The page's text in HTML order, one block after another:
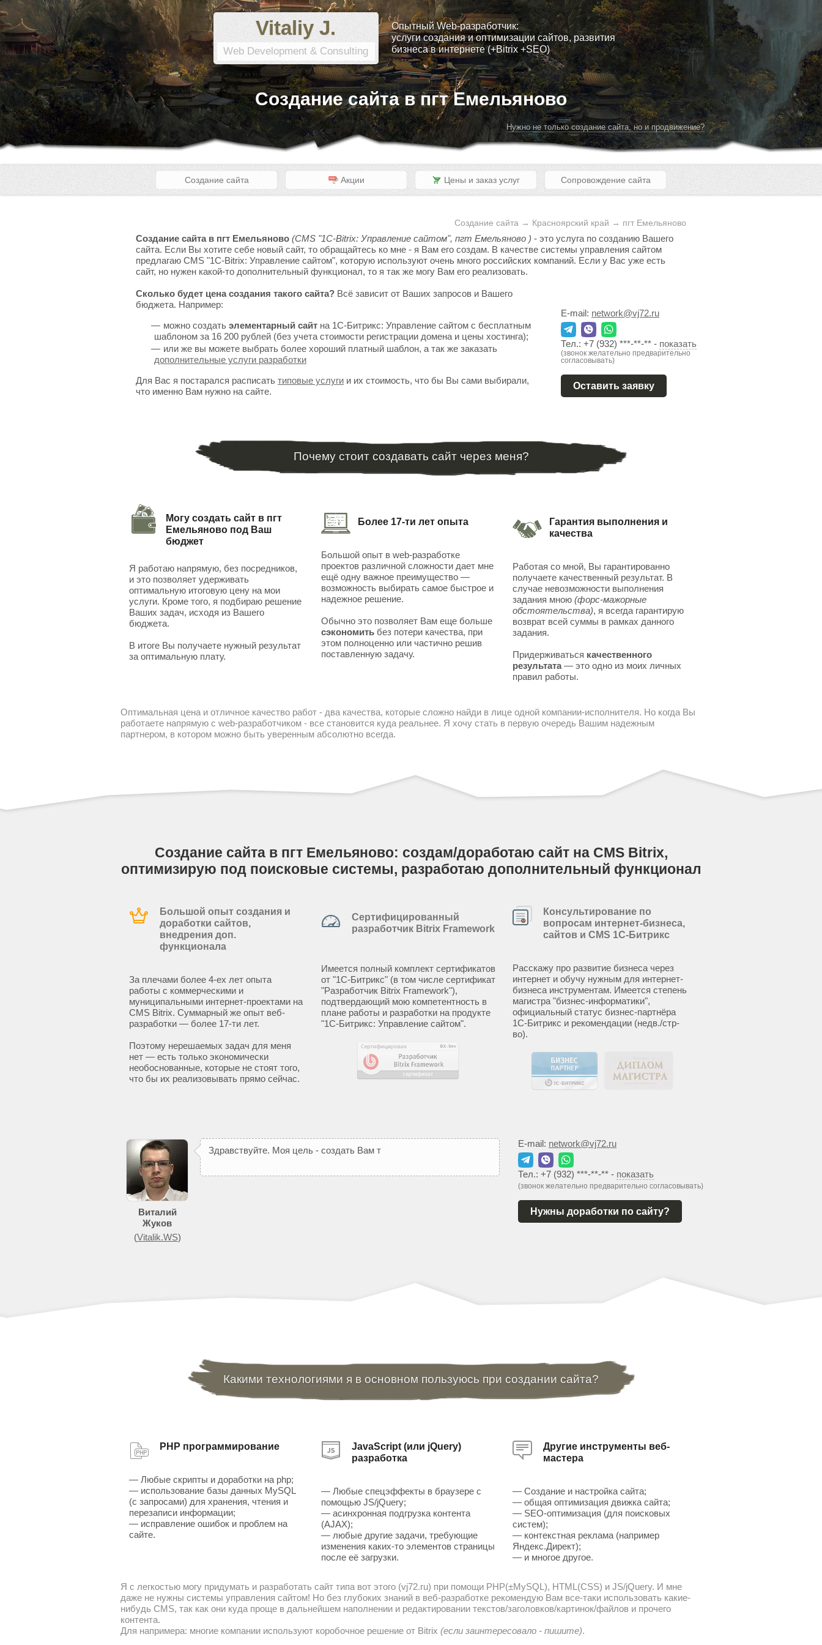
Vitaliy J.
Web Development & Consulting
Опытный Web-разработчик:
услуги создания и оптимизации сайтов, развития
бизнеса в интернете (+Bitrix +SEO)
Создание сайта в пгт Емельяново
Нужно не только создание сайта, но и продвижение?
Создание сайта Акции Цены и заказ услуг Сопровождение сайта
Создание сайта → Красноярский край → пгт Емельяново
Создание сайта в пгт Емельяново (CMS "1C-Bitrix: Управление сайтом", пгт Емельяново ) - это услуга по созданию Вашего
сайта. Если Вы хотите себе новый сайт, то обращайтесь ко мне - я Вам его создам. В качестве системы управления сайтом
предлагаю CMS "1C-Bitrix: Управление сайтом", которую используют очень много российских компаний. Если у Вас уже есть
сайт, но нужен какой-то дополнительный функционал, то я так же могу Вам его реализовать.
Сколько будет цена создания такого сайта? Всё зависит от Ваших запросов и Вашего
бюджета. Например:
можно создать элементарный сайт на 1С-Битрикс: Управление сайтом с бесплатным
шаблоном за 16 200 рублей (без учета стоимости регистрации домена и цены хостинга);
или же вы можете выбрать более хороший платный шаблон, а так же заказать
дополнительные услуги разработки
Для Вас я постарался расписать типовые услуги и их стоимость, что бы Вы сами выбирали,
что именно Вам нужно на сайте.
E-mail: network@vj72.ru
Тел.: +7 (932) ***-**-** - показать
(звонок желательно предварительно
согласовывать)
Оставить заявку
Почему стоит создавать сайт через меня?
Могу создать сайт в пгт
Емельяново под Ваш
бюджет
Я работаю напрямую, без посредников,
и это позволяет удерживать
оптимальную итоговую цену на мои
услуги. Кроме того, я подбираю решение
Ваших задач, исходя из Вашего
бюджета.
В итоге Вы получаете нужный результат
за оптимальную плату.
Более 17-ти лет опыта
Большой опыт в web-разработке
проектов различной сложности дает мне
ещё одну важное преимущество —
возможность выбирать самое быстрое и
надежное решение.
Обычно это позволяет Вам еще больше
сэкономитьбез потери качества, при
этом полноценно или частично решив
поставленную задачу.
Гарантия выполнения и
качества
Работая со мной, Вы гарантированно
получаете качественный результат. В
случае невозможности выполнения
задания мною(форс-мажорные
обстоятельства), я всегда гарантирую
возврат всей суммы в рамках данного
задания.
Придерживаться качественного
результата— это одно из моих личных
правил работы.
Оптимальная цена и отличное качество работ - два качества, которые сложно найди в лице одной компании-исполнителя. Но когда Вы
работаете напрямую с web-разработчиком - все становится куда реальнее. Я хочу стать в первую очередь Вашим надежным
партнером, в котором можно быть уверенным абсолютно всегда.
Создание сайта в пгт Емельяново: создам/доработаю сайт на CMS Bitrix,
оптимизирую под поисковые системы, разработаю дополнительный функционал
Большой опыт создания и
доработки сайтов,
внедрения доп.
функционала
За плечами более 4-ех лет опыта
работы с коммерческими и
муниципальными интернет-проектами на
CMS Bitrix. Суммарный же опыт веб-
разработки — более 17-ти лет.
Поэтому нерешаемых задач для меня
нет — есть только экономически
необоснованные, которые не стоят того,
что бы их реализовывать прямо сейчас.
Сертифицированный
разработчик Bitrix Framework
Имеется полный комплект сертификатов
от "1С-Битрикс" (в том числе сертификат
"Разработчик Bitrix Framework"),
подтвердающий мою компетентность в
плане работы и разработки на продукте
"1С-Битрикс: Управление сайтом".
Консультирование по
вопросам интернет-бизнеса,
сайтов и CMS 1С-Битрикс
Расскажу про развитие бизнеса через
интернет и обучу нужным для интернет-
бизнеса инструментам. Имеется степень
магистра "бизнес-информатики",
официальный статус бизнес-партнёра
1С-Битрикс и рекомендации (недв./стр-
во).
Виталий
Жуков
(Vitalik.WS)
Здравствуйте. Моя цель - создать Вам т
E-mail: network@vj72.ru
Тел.: +7 (932) ***-**-** - показать
(звонок желательно предварительно согласовывать)
Нужны доработки по сайту?
Какими технологиями я в основном пользуюсь при создании сайта?
PHP программирование
— Любые скрипты и доработки на php;
— использование базы данных MySQL
(с запросами) для хранения, чтения и
перезаписи информации;
— исправление ошибок и проблем на
сайте.
JavaScript (или jQuery)
разработка
— Любые спецэффекты в браузере с
помощью JS/jQuery;
— асинхронная подгрузка контента
(AJAX);
— любые другие задачи, требующие
изменения каких-то элементов страницы
после её загрузки.
Другие инструменты веб-
мастера
— Создание и настройка сайта;
— общая оптимизация движка сайта;
— SEO-оптимизация (для поисковых
систем);
— контекстная реклама (например
Яндекс.Директ);
— и многое другое.
Я с легкостью могу придумать и разработать сайт типа вот этого (vj72.ru) при помощи PHP(±MySQL), HTML(CSS) и JS/jQuery. И мне
даже не нужны системы управления сайтом! Но без глубоких знаний в веб-разработке рекомендую Вам все-таки использовать какие-
нибудь CMS, так как они куда проще в дальнейшем наполнении и редактировании текстов/заголовков/картинок/файлов и прочего
контента.
Для напримера: многие компании используют коробочное решение от Bitrix (если заинтересовало - пишите).